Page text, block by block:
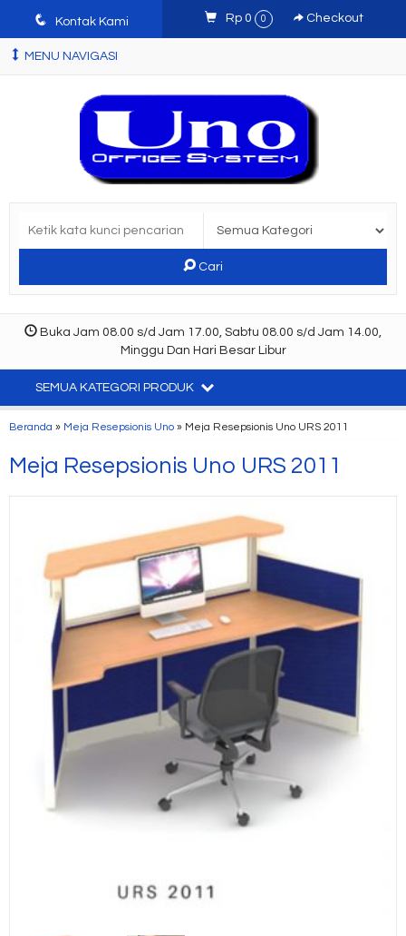
q Kontak Kami Rp 0 0 Checkout
MENU NAVIGASI
Cari
Buka Jam 08.00 s/d Jam 17.00, Sabtu 08.00 s/d Jam 14.00,
Minggu Dan Hari Besar Libur
SEMUA KATEGORI PRODUK
Beranda » Meja Resepsionis Uno » Meja Resepsionis Uno URS 2011
Meja Resepsionis Uno URS 2011